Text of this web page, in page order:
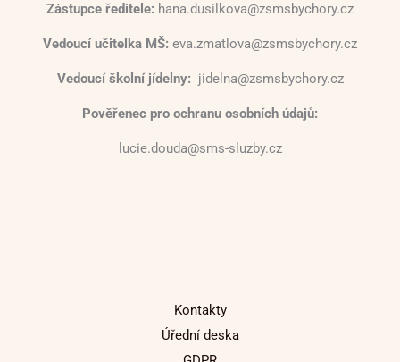
Zástupce ředitele: hana.dusilkova@zsmsbychory.cz
Vedoucí učitelka MŠ: eva.zmatlova@zsmsbychory.cz
Vedoucí školní jídelny: jidelna@zsmsbychory.cz
Pověřenec pro ochranu osobních údajů:
lucie.douda@sms-sluzby.cz
Kontakty
Úřední deska